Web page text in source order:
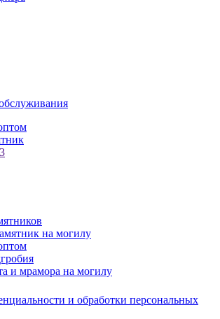
на могилу
и мрамора на могилу
и обработки персональных